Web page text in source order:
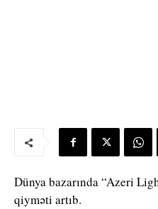
Dünya bazarında “Azeri
qiyməti artıb.